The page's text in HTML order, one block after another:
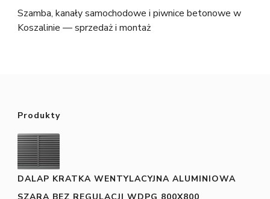
Szamba, kanały samochodowe i piwnice betonowe w
Koszalinie — sprzedaż i montaż
Produkty
DALAP KRATKA WENTYLACYJNA ALUMINIOWA